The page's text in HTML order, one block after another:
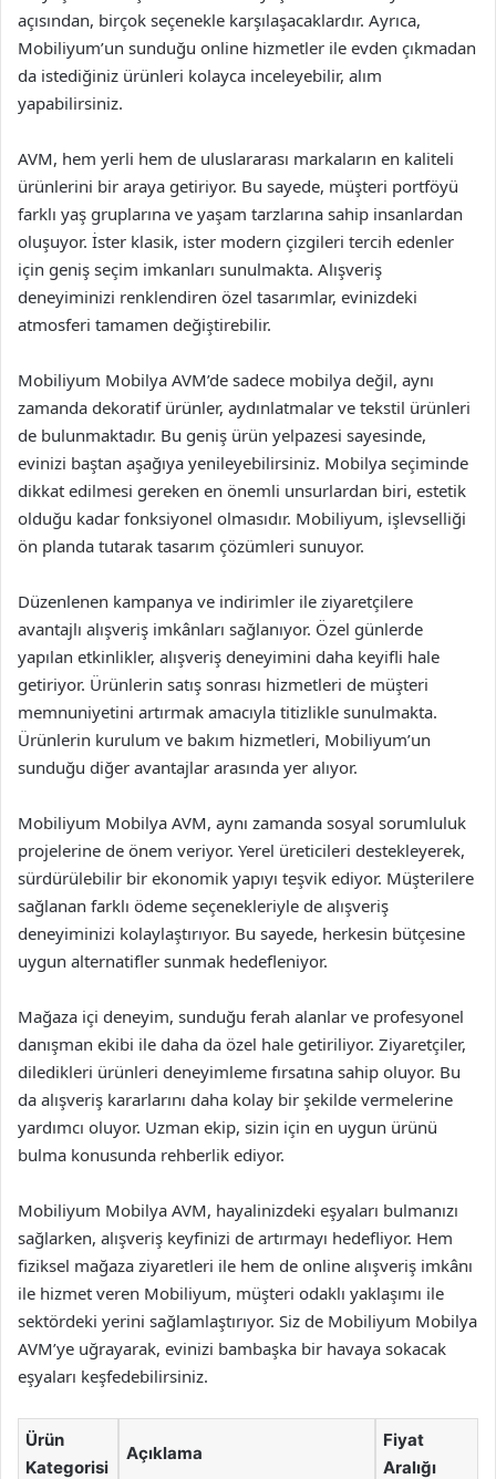
açısından, birçok seçenekle karşılaşacaklardır. Ayrıca,
Mobiliyum’un sunduğu online hizmetler ile evden çıkmadan
da istediğiniz ürünleri kolayca inceleyebilir, alım
yapabilirsiniz.
AVM, hem yerli hem de uluslararası markaların en kaliteli
ürünlerini bir araya getiriyor. Bu sayede, müşteri portföyü
farklı yaş gruplarına ve yaşam tarzlarına sahip insanlardan
oluşuyor. İster klasik, ister modern çizgileri tercih edenler
için geniş seçim imkanları sunulmakta. Alışveriş
deneyiminizi renklendiren özel tasarımlar, evinizdeki
atmosferi tamamen değiştirebilir.
Mobiliyum Mobilya AVM’de sadece mobilya değil, aynı
zamanda dekoratif ürünler, aydınlatmalar ve tekstil ürünleri
de bulunmaktadır. Bu geniş ürün yelpazesi sayesinde,
evinizi baştan aşağıya yenileyebilirsiniz. Mobilya seçiminde
dikkat edilmesi gereken en önemli unsurlardan biri, estetik
olduğu kadar fonksiyonel olmasıdır. Mobiliyum, işlevselliği
ön planda tutarak tasarım çözümleri sunuyor.
Düzenlenen kampanya ve indirimler ile ziyaretçilere
avantajlı alışveriş imkânları sağlanıyor. Özel günlerde
yapılan etkinlikler, alışveriş deneyimini daha keyifli hale
getiriyor. Ürünlerin satış sonrası hizmetleri de müşteri
memnuniyetini artırmak amacıyla titizlikle sunulmakta.
Ürünlerin kurulum ve bakım hizmetleri, Mobiliyum’un
sunduğu diğer avantajlar arasında yer alıyor.
Mobiliyum Mobilya AVM, aynı zamanda sosyal sorumluluk
projelerine de önem veriyor. Yerel üreticileri destekleyerek,
sürdürülebilir bir ekonomik yapıyı teşvik ediyor. Müşterilere
sağlanan farklı ödeme seçenekleriyle de alışveriş
deneyiminizi kolaylaştırıyor. Bu sayede, herkesin bütçesine
uygun alternatifler sunmak hedefleniyor.
Mağaza içi deneyim, sunduğu ferah alanlar ve profesyonel
danışman ekibi ile daha da özel hale getiriliyor. Ziyaretçiler,
diledikleri ürünleri deneyimleme fırsatına sahip oluyor. Bu
da alışveriş kararlarını daha kolay bir şekilde vermelerine
yardımcı oluyor. Uzman ekip, sizin için en uygun ürünü
bulma konusunda rehberlik ediyor.
Mobiliyum Mobilya AVM, hayalinizdeki eşyaları bulmanızı
sağlarken, alışveriş keyfinizi de artırmayı hedefliyor. Hem
fiziksel mağaza ziyaretleri ile hem de online alışveriş imkânı
ile hizmet veren Mobiliyum, müşteri odaklı yaklaşımı ile
sektördeki yerini sağlamlaştırıyor. Siz de Mobiliyum Mobilya
AVM’ye uğrayarak, evinizi bambaşka bir havaya sokacak
eşyaları keşfedebilirsiniz.
Ürün
Kategorisi
Açıklama
Fiyat
Aralığı